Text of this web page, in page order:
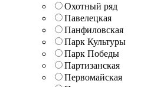
Охотный ряд
Павелецкая
Панфиловская
Парк Культуры
Парк Победы
Партизанская
Первомайская